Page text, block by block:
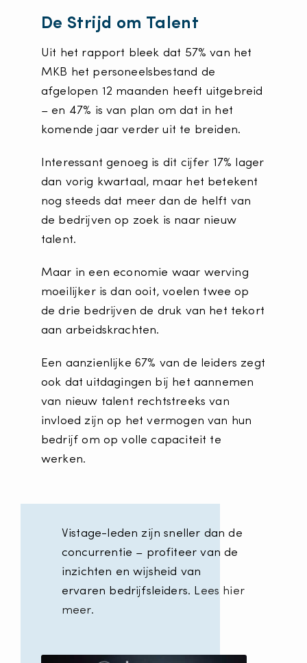
De Strijd om Talent
Uit het rapport bleek dat 57% van het
MKB het personeelsbestand de
afgelopen 12 maanden heeft uitgebreid
– en 47% is van plan om dat in het
komende jaar verder uit te breiden.
Interessant genoeg is dit cijfer 17% lager
dan vorig kwartaal, maar het betekent
nog steeds dat meer dan de helft van
de bedrijven op zoek is naar nieuw
talent.
Maar in een economie waar werving
moeilijker is dan ooit, voelen twee op
de drie bedrijven de druk van het tekort
aan arbeidskrachten.
Een aanzienlijke 67% van de leiders zegt
ook dat uitdagingen bij het aannemen
van nieuw talent rechtstreeks van
invloed zijn op het vermogen van hun
bedrijf om op volle capaciteit te
werken.
Vistage-leden zijn sneller dan de
concurrentie – profiteer van de
inzichten en wijsheid van
ervaren bedrijfsleiders. Lees hier
meer.